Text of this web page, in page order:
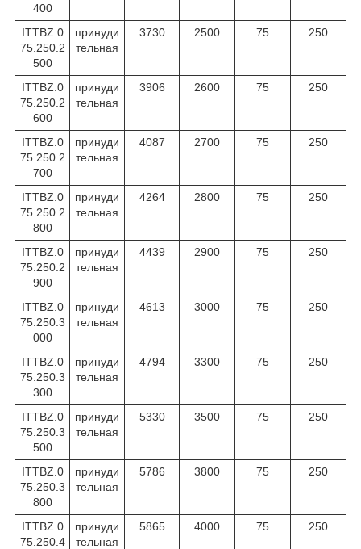
400
ITTBZ.0
75.250.2
500
принуди
тельная
3730 2500 75 250
ITTBZ.0
75.250.2
600
принуди
тельная
3906 2600 75 250
ITTBZ.0
75.250.2
700
принуди
тельная
4087 2700 75 250
ITTBZ.0
75.250.2
800
принуди
тельная
4264 2800 75 250
ITTBZ.0
75.250.2
900
принуди
тельная
4439 2900 75 250
ITTBZ.0
75.250.3
000
принуди
тельная
4613 3000 75 250
ITTBZ.0
75.250.3
300
принуди
тельная
4794 3300 75 250
ITTBZ.0
75.250.3
500
принуди
тельная
5330 3500 75 250
ITTBZ.0
75.250.3
800
принуди
тельная
5786 3800 75 250
ITTBZ.0
75.250.4
принуди
тельная
5865 4000 75 250